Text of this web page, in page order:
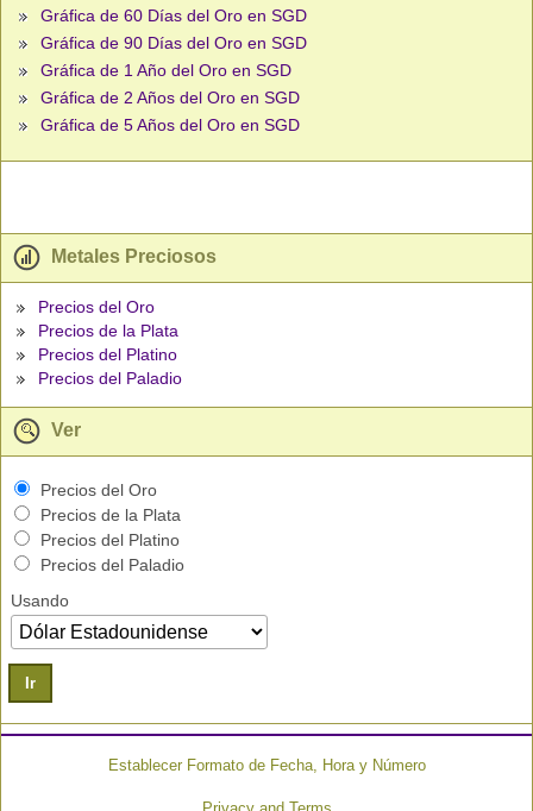
Gráfica de 60 Días del Oro en SGD
Gráfica de 90 Días del Oro en SGD
Gráfica de 1 Año del Oro en SGD
Gráfica de 2 Años del Oro en SGD
Gráfica de 5 Años del Oro en SGD
Metales Preciosos
Precios del Oro
Precios de la Plata
Precios del Platino
Precios del Paladio
Ver
Precios del Oro
Precios de la Plata
Precios del Platino
Precios del Paladio
Usando
Ir
Establecer Formato de Fecha, Hora y Número
Privacy and Terms